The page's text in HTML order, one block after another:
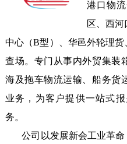
港口物
区、西
中心（B型）、华邑外轮理
查场。专门从事内外贸集装
海及拖车物流运输、船务货
业务，为客户提供一站式
务。
       公司以发展新会工业革命，加速临江经济效应，创造中国